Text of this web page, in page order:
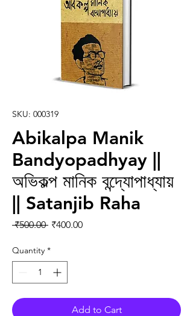
SKU: 000319
Abikalpa Manik
Bandyopadhyay ||
অভিকল্প মানিক বন্দ্যোপাধ্যায়
|| Satanjib Raha
₹500.00 Regular Price
₹400.00Sale Price
Quantity *
Add to Cart